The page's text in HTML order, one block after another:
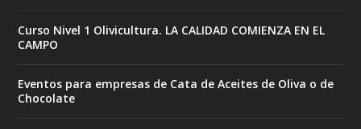
Curso Nivel 1 Olivicultura. LA CALIDAD COMIENZA EN EL
CAMPO
Eventos para empresas de Cata de Aceites de Oliva o de
Chocolate